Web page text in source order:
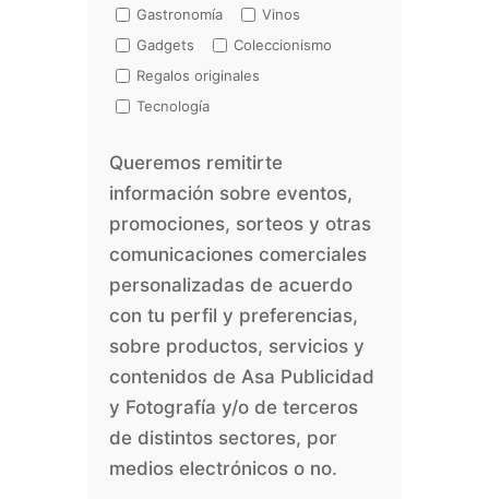
Gastronomía
Vinos
Gadgets
Coleccionismo
Regalos originales
Tecnología
Queremos remitirte
información sobre eventos,
promociones, sorteos y otras
comunicaciones comerciales
personalizadas de acuerdo
con tu perfil y preferencias,
sobre productos, servicios y
contenidos de Asa Publicidad
y Fotografía y/o de terceros
de distintos sectores, por
medios electrónicos o no.